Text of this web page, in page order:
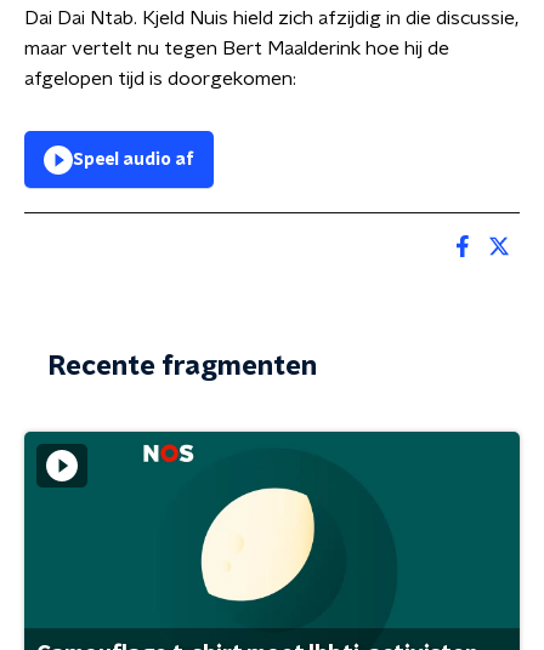
Dai Dai Ntab. Kjeld Nuis hield zich afzijdig in die discussie,
maar vertelt nu tegen Bert Maalderink hoe hij de
afgelopen tijd is doorgekomen:
Speel audio af
Recente fragmenten